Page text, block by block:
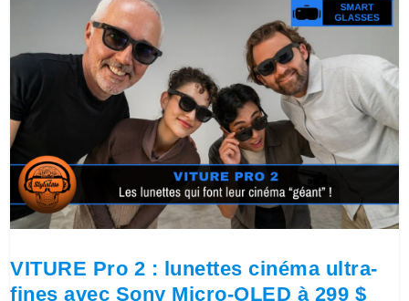
VITURE Pro 2 : lunettes cinéma ultra-
fines avec Sony Micro-OLED à 299 $